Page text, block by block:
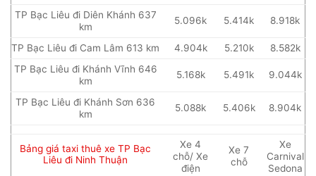
TP Bạc Liêu đi Diên Khánh 637
km
5.096k 5.414k 8.918k
TP Bạc Liêu đi Cam Lâm 613 km 4.904k 5.210k
8.582k
TP Bạc Liêu đi Khánh Vĩnh 646
km
5.168k 5.491k 9.044k
TP Bạc Liêu đi Khánh Sơn 636
km
5.088k 5.406k 8.904k
Bảng giá taxi thuê xe TP Bạc
Liêu đi Ninh Thuận
Xe 4
chỗ/ Xe
điện
Xe 7
chỗ
Xe
Carnival
Sedona